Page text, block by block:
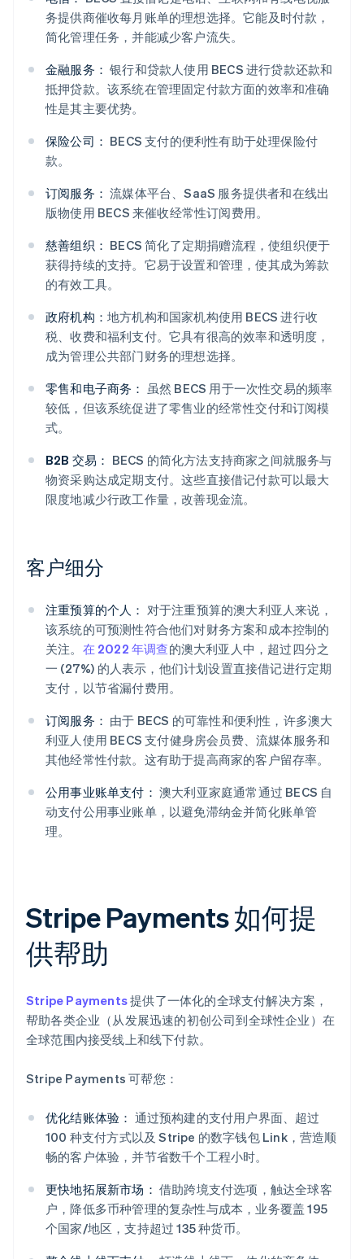
务提供商催收每月账单的理想选择。它能及时付款，
简化管理任务，并能减少客户流失。
金融服务： 银行和贷款人使用 BECS 进行贷款还款和
抵押贷款。该系统在管理固定付款方面的效率和准确
性是其主要优势。
保险公司： BECS 支付的便利性有助于处理保险付
款。
订阅服务： 流媒体平台、SaaS 服务提供者和在线出
版物使用 BECS 来催收经常性订阅费用。
慈善组织： BECS 简化了定期捐赠流程，使组织便于
获得持续的支持。它易于设置和管理，使其成为筹款
的有效工具。
政府机构： 地方机构和国家机构使用 BECS 进行收
税、收费和福利支付。它具有很高的效率和透明度，
成为管理公共部门财务的理想选择。
零售和电子商务： 虽然 BECS 用于一次性交易的频率
较低，但该系统促进了零售业的经常性交付和订阅模
式。
B2B 交易： BECS 的简化方法支持商家之间就服务与
物资采购达成定期支付。这些直接借记付款可以最大
限度地减少行政工作量，改善现金流。
客户细分
注重预算的个人： 对于注重预算的澳大利亚人来说，
该系统的可预测性符合他们对财务方案和成本控制的
关注。 在 2022 年调查的澳大利亚人中，超过四分之
一 (27%) 的人表示，他们计划设置直接借记进行定期
支付，以节省漏付费用。
订阅服务： 由于 BECS 的可靠性和便利性，许多澳大
利亚人使用 BECS 支付健身房会员费、流媒体服务和
其他经常性付款。这有助于提高商家的客户留存率。
公用事业账单支付： 澳大利亚家庭通常通过 BECS 自
动支付公用事业账单，以避免滞纳金并简化账单管
理。
Stripe Payments 如何提
供帮助
Stripe Payments提供了一体化的全球支付解决方案，
帮助各类企业（从发展迅速的初创公司到全球性企业）在
全球范围内接受线上和线下付款。
Stripe Payments 可帮您：
优化结账体验： 通过预构建的支付用户界面、超过
100 种支付方式以及 Stripe 的数字钱包 Link，营造顺
畅的客户体验，并节省数千个工程小时。
更快地拓展新市场： 借助跨境支付选项，触达全球客
户，降低多币种管理的复杂性与成本，业务覆盖 195
个国家/地区，支持超过 135 种货币。